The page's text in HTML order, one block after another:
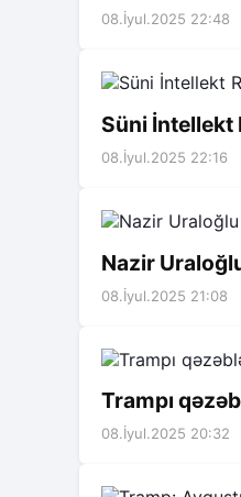
08.İyul.2025 22:48
Süni İntellekt
08.İyul.2025 22:16
Nazir
08.İyul.2025 21:08
Trampı
08.İyul.2025 20:32